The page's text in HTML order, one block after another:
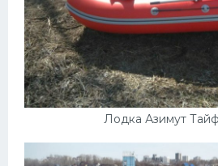
Лодка Азимут